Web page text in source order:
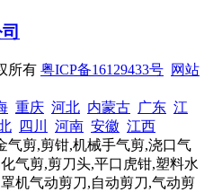
所有 粤ICP备16129433号 网站
重庆 河北 内蒙古 广东 江
四川 河南 安徽 江西
气剪,剪钳,机械手气剪,浇口气
气剪,剪刀头,平口虎钳,塑料水
机气动剪刀,自动剪刀,气动剪